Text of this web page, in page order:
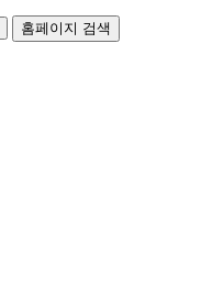
홈페이지 검색